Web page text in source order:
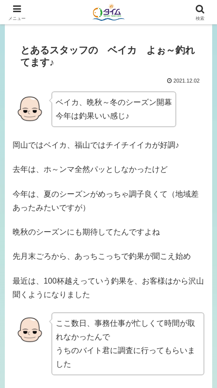
広島、岡山の釣り情報はタイムにおまかせ！
とあるスタッフの ベイカ よぉ～釣れ
てます♪
2021.12.02
ベイカ、晩秋～冬のシーズン開幕
今年は釣果いい感じ♪
岡山ではベイカ、福山ではチイチイイカが好調♪
去年は、ホ～ンマ全然パッとしなかったけど
今年は、夏のシーズンがめっちゃ調子良くて（地域差
あったみたいですが）
晩秋のシーズンにも期待してたんですよね
先月末ごろから、あっちこっちで釣果が聞こえ始め
最近は、100杯越えっていう釣果を、お客様はから沢山
聞くようになりました
ここ数日、事務仕事が忙しくて時間が取
れなかったんで
うちのバイト君に調査に行ってもらいま
した
メニュー 検索